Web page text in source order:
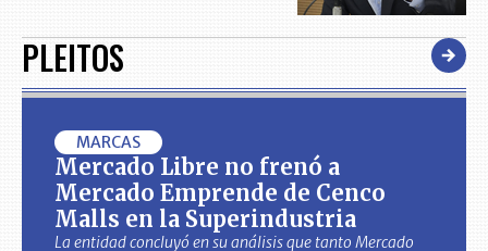
PLEITOS
MARCAS
Mercado Libre no frenó a
Mercado Emprende de Cenco
Malls en la Superindustria
La entidad concluyó en su análisis que tanto Mercado